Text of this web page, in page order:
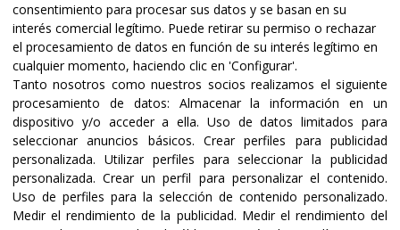
Certificaciones y acreditaciones
consentimiento para procesar sus datos y se basan en su
interés comercial legítimo. Puede retirar su permiso o rechazar
el procesamiento de datos en función de su interés legítimo en
cualquier momento, haciendo clic en 'Configurar'.
Tanto nosotros como nuestros socios realizamos el siguiente
procesamiento de datos: Almacenar la información en un
dispositivo y/o acceder a ella. Uso de datos limitados para
seleccionar anuncios básicos.Crear perfiles para publicidad
personalizada. Utilizar perfiles para seleccionar la publicidad
personalizada.Crear un perfil para personalizar el contenido.
Uso de perfiles para la selección de contenido personalizado.
Medir el rendimiento de la publicidad. Medir el rendimiento del